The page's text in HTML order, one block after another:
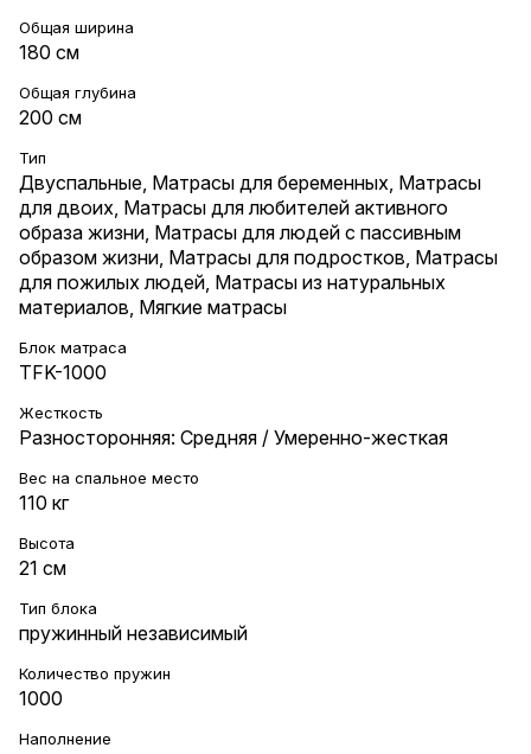
Общая ширина
180 см
Общая глубина
200 см
Тип
Двуспальные Матрасы для беременных Матрасы
для двоих Матрасы для любителей активного
образа жизни Матрасы для людей с пассивным
образом жизни Матрасы для подростков Матрасы
для пожилых людей Матрасы из натуральных
материалов Мягкие матрасы
Блок матраса
TFK-1000
Жесткость
Разносторонняя: Средняя / Умеренно-жесткая
Вес на cпальное место
110 кг
Высота
21 см
Тип блока
пружинный независимый
Количество пружин
1000
Наполнение